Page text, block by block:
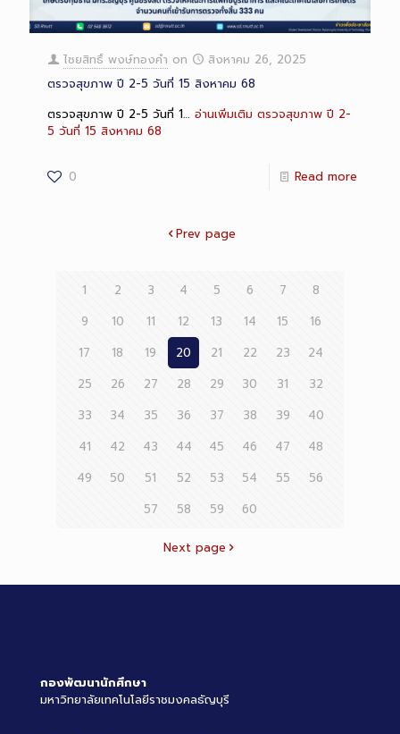
ไชยสิทธิ์ พงษ์ทองคำ on
สิงหาคม 26, 2025
ตรวจสุขภาพ ปี 2-5 วันที่ 15 สิงหาคม 68
ตรวจสุขภาพ ปี 2-5 วันที่ 1… อ่านเพิ่มเติม ตรวจสุขภาพ ปี 2-
5 วันที่ 15 สิงหาคม 68
0 Read more
Prev page
1 2 3 4 5 6 7
8
9
10 11 12 13 14 15
16
17
18 19 20 21 22 23
24
25
26 27 28 29 30 31
32
33
34 35 36 37 38 39
40
41
42 43 44 45 46 47
48
49
50 51 52 53 54 55
56
57
58 59 60
Next page
กองพัฒนานักศึกษา
มหาวิทยาลัยเทคโนโลยีราชมงคลธัญบุรี